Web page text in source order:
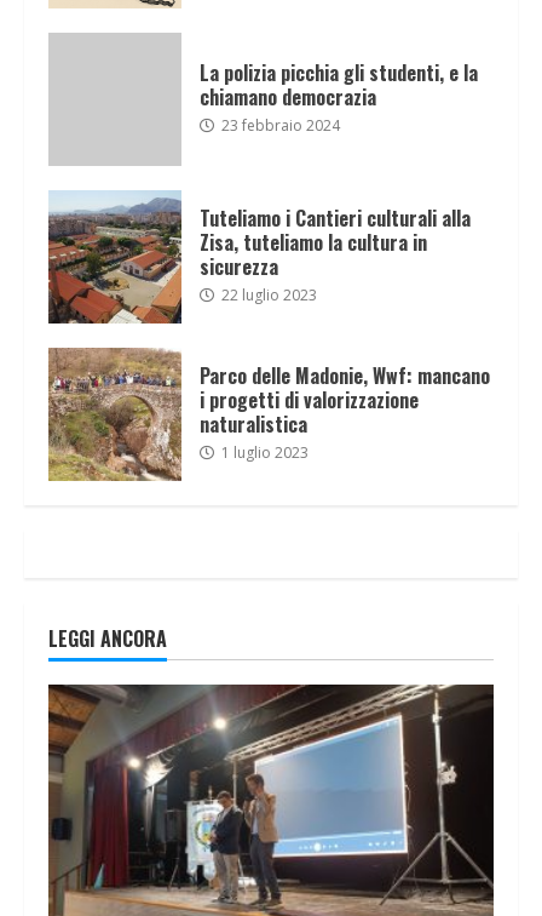
La polizia picchia gli studenti, e la
chiamano democrazia
23 febbraio 2024
Tuteliamo i Cantieri culturali alla
Zisa, tuteliamo la cultura in
sicurezza
22 luglio 2023
Parco delle Madonie, Wwf: mancano
i progetti di valorizzazione
naturalistica
1 luglio 2023
LEGGI ANCORA